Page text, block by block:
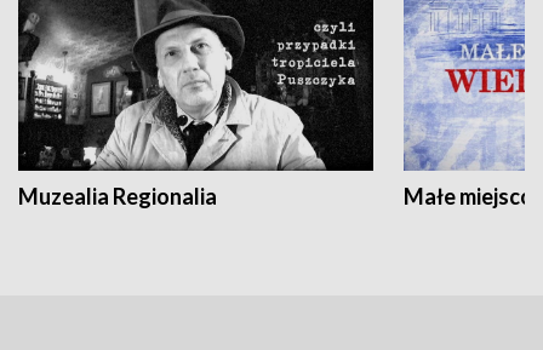
Muzealia Regionalia Małe